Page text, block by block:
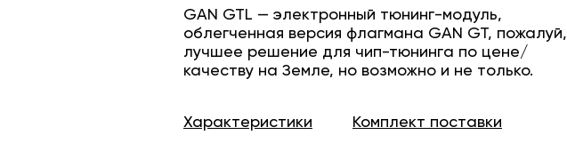
GAN GTL — электронный тюнинг-модуль,
облегченная версия флагмана GAN GT, пожалуй,
лучшее решение для чип-тюнинга по цене/
качеству на Земле, но возможно и не только.
Характеристики Комплект поставки